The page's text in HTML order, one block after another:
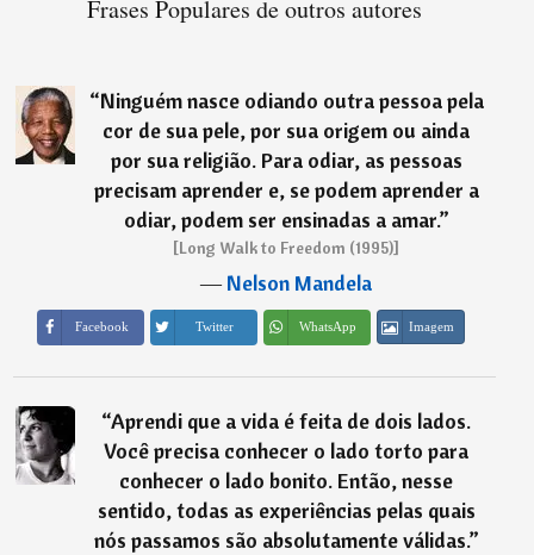
Frases Populares de outros autores
“Ninguém nasce odiando outra pessoa pela
cor de sua pele, por sua origem ou ainda
por sua religião. Para odiar, as pessoas
precisam aprender e, se podem aprender a
odiar, podem ser ensinadas a amar.”
[Long Walk to Freedom (1995)]
―Nelson Mandela
Facebook Twitter WhatsApp Imagem
“Aprendi que a vida é feita de dois lados.
Você precisa conhecer o lado torto para
conhecer o lado bonito. Então, nesse
sentido, todas as experiências pelas quais
nós passamos são absolutamente válidas.”